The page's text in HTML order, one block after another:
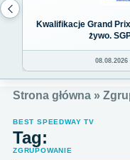
Kwalifikacje Grand
żywo.
08.08.2026
Strona główna »
BEST SPEEDWAY TV
Tag:
ZGRUPOWANIE